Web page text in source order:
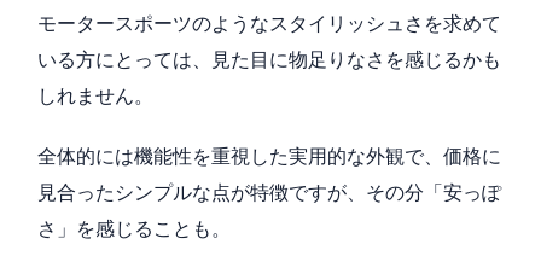
モータースポーツのようなスタイリッシュさを求めて
いる方にとっては、見た目に物足りなさを感じるかも
しれません。
全体的には機能性を重視した実用的な外観で、価格に
見合ったシンプルな点が特徴ですが、その分「安っぽ
さ」を感じることも。